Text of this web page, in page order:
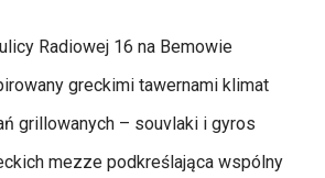
Radiowej 16 na Bemowie
greckimi tawernami klimat
grillowanych – souvlaki i gyros
mezze podkreślająca wspólny